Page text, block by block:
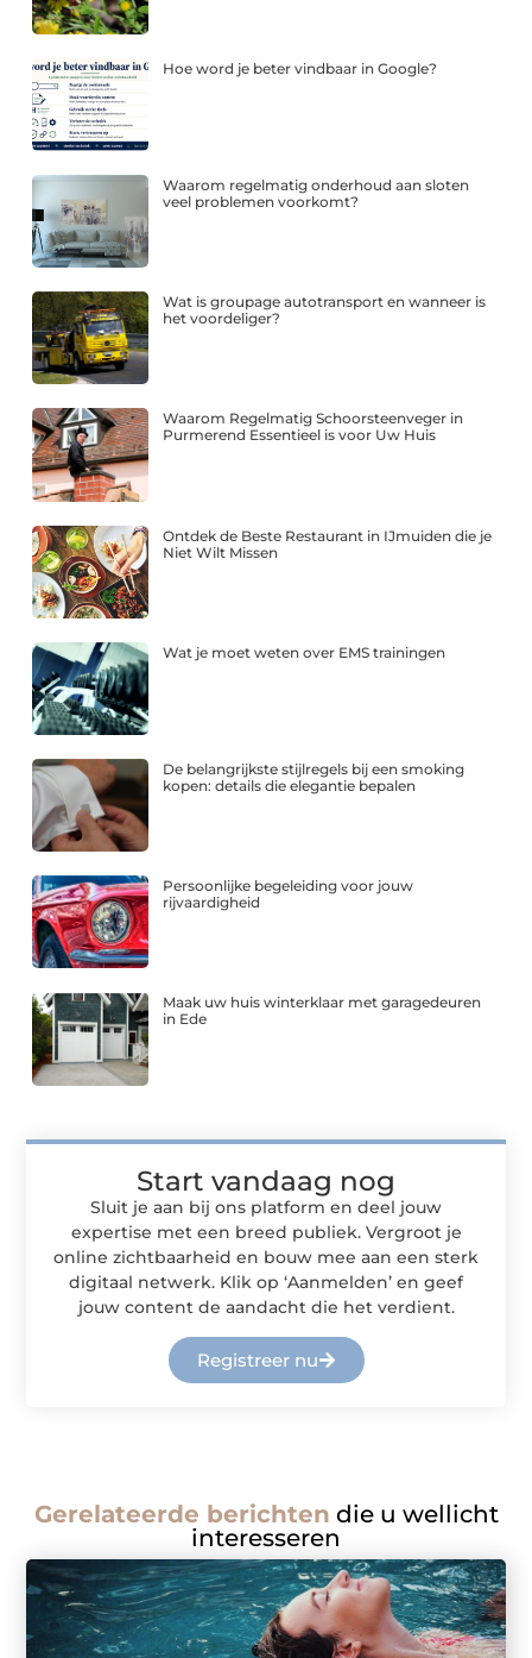
Hoe word je beter vindbaar in Google?
Waarom regelmatig onderhoud aan sloten
veel problemen voorkomt?
Wat is groupage autotransport en wanneer is
het voordeliger?
Waarom Regelmatig Schoorsteenveger in
Purmerend Essentieel is voor Uw Huis
Ontdek de Beste Restaurant in IJmuiden die je
Niet Wilt Missen
Wat je moet weten over EMS trainingen
De belangrijkste stijlregels bij een smoking
kopen: details die elegantie bepalen
Persoonlijke begeleiding voor jouw
rijvaardigheid
Maak uw huis winterklaar met garagedeuren
in Ede
Start vandaag nog
Sluit je aan bij ons platform en deel jouw
expertise met een breed publiek. Vergroot je
online zichtbaarheid en bouw mee aan een sterk
digitaal netwerk. Klik op ‘Aanmelden’ en geef
jouw content de aandacht die het verdient.
Registreer nu
Gerelateerde berichten die u wellicht
interesseren